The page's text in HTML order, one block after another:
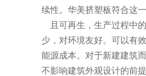
续性。华美挤塑板符合这
且可再生，生产过程中
少，对环境友好。可以有
能源成本。对于新建建筑
不影响建筑外观设计的前